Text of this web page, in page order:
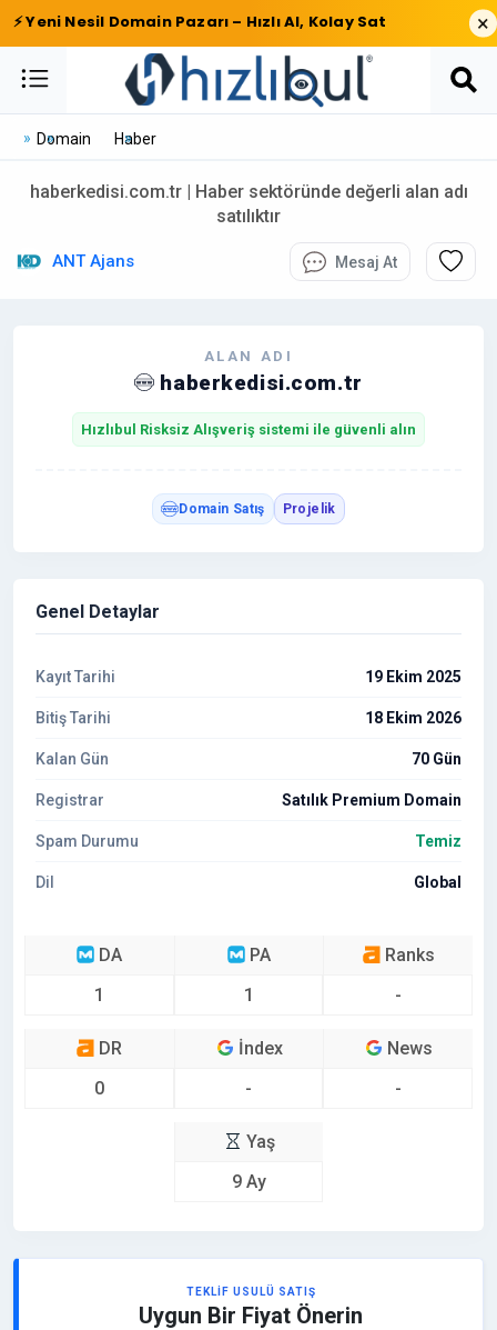
⚡ Yeni Nesil Domain Pazarı – Hızlı Al, Kolay Sat ×
Domain Haber
haberkedisi.com.tr | Haber sektöründe değerli alan adı
satılıktır
ANT Ajans Mesaj At
ALAN ADI
haberkedisi.com.tr
Hızlıbul Risksiz Alışveriş sistemi ile güvenli alın
Domain Satış Projelik
Genel Detaylar
Kayıt Tarihi 19 Ekim 2025
Bitiş Tarihi 18 Ekim 2026
Kalan Gün 70 Gün
Registrar Satılık Premium Domain
Spam Durumu Temiz
Dil Global
DA
1
PA
1
Ranks
-
DR
0
İndex
-
News
-
Yaş
9 Ay
TEKLIF USULÜ SATIŞ
Uygun Bir Fiyat Önerin